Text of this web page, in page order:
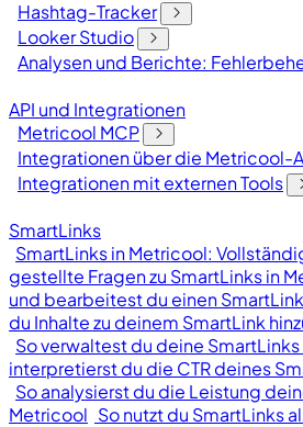
Hashtag-Tracker
Looker Studio
Analysen und Berichte:
API und Integrationen
Metricool MCP
Integrationen über die Metricool-
Integrationen mit externen Tools
SmartLinks
SmartLinks in Metricool:
gestellte Fragen zu SmartLinks in
und bearbeitest du einen
du Inhalte zu deinem SmartLink
So verwaltest du deine
interpretierst du die CTR deines
So analysierst du die Leistung
Metricool So nutzt du SmartLinks